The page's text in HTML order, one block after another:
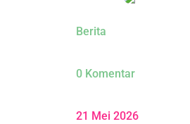
Berita
0 Komentar
21 Mei 2026